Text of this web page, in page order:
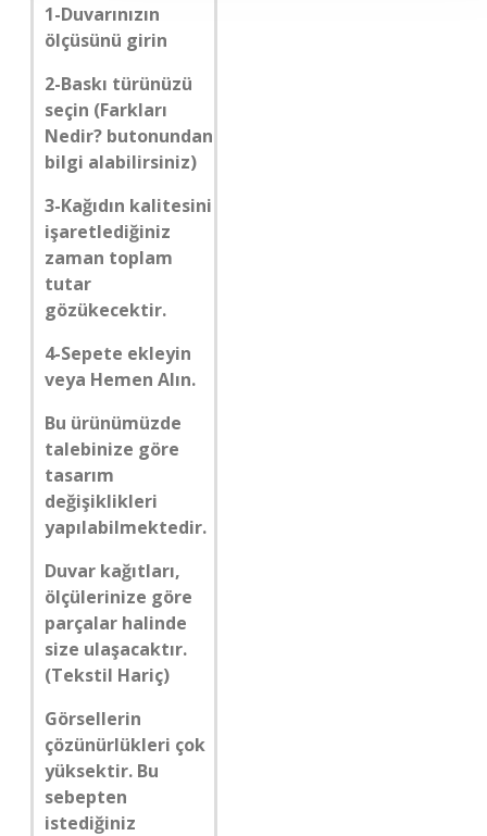
1-Duvarınızın
ölçüsünü girin
2-Baskı türünüzü
seçin (Farkları
Nedir? butonundan
bilgi alabilirsiniz)
3-Kağıdın kalitesini
işaretlediğiniz
zaman toplam
tutar
gözükecektir.
4-Sepete ekleyin
veya Hemen Alın.
Bu ürünümüzde
talebinize göre
tasarım
değişiklikleri
yapılabilmektedir.
Duvar kağıtları,
ölçülerinize göre
parçalar halinde
size ulaşacaktır.
(Tekstil Hariç)
Görsellerin
çözünürlükleri çok
yüksektir. Bu
sebepten
istediğiniz